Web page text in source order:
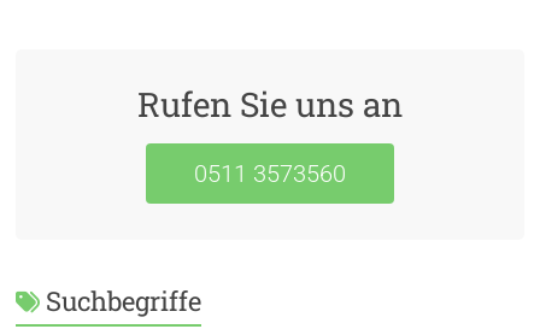
Rufen Sie uns an
0511 3573560
Suchbegriffe